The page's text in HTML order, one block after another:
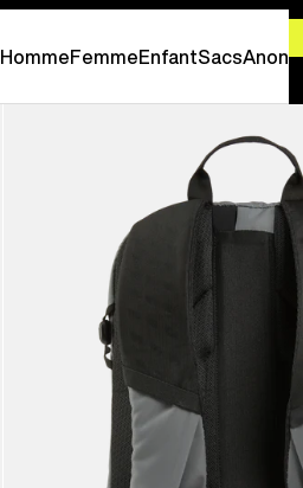
HommeFemmeEnfantSacsAnon